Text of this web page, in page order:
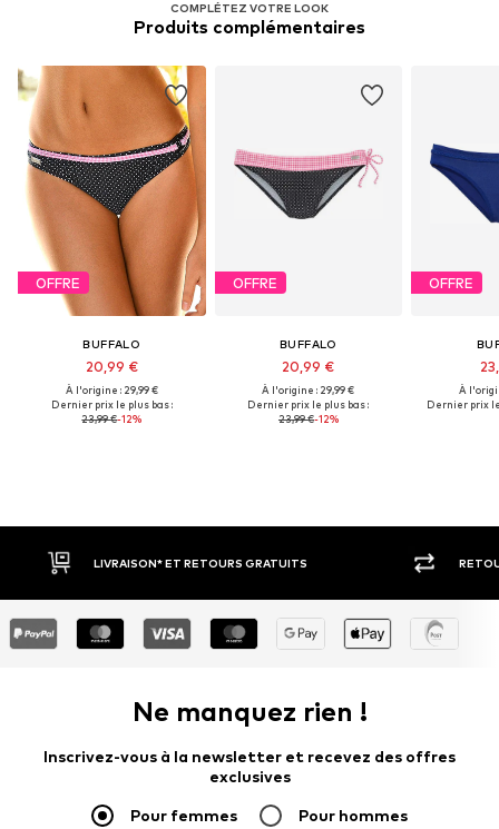
COMPLÉTEZ VOTRE LOOK
Produits complémentaires
OFFRE
BUFFALO
20,99 €
À l'origine : 29,99 €
Dernier prix le plus bas :
23,99 €-12%
OFFRE
BUFFALO
20,99 €
À l'origine : 29,99 €
Dernier prix le plus bas :
23,99 €-12%
OFFRE
À
Dernier prix
RETOUR SOUS 30 JOURS LARGE
Ne manquez rien !
Inscrivez-vous à la newsletter et recevez des offres
exclusives
Pour femmes Pour hommes